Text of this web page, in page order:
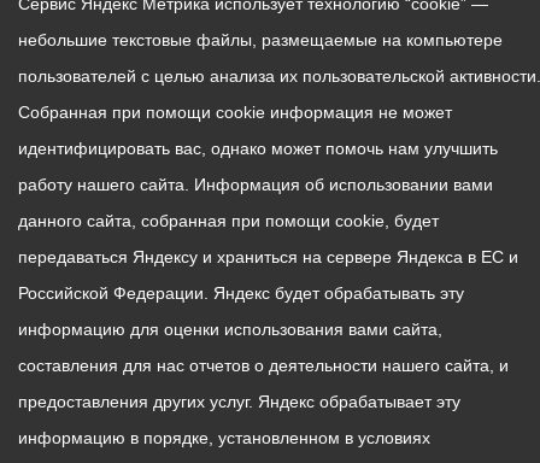
небольшие текстовые файлы, размещаемые на компьютере
пользователей с целью анализа их пользовательской активности.
Собранная при помощи cookie информация не может
идентифицировать вас, однако может помочь нам улучшить
работу нашего сайта. Информация об использовании вами
данного сайта, собранная при помощи cookie, будет
передаваться Яндексу и храниться на сервере Яндекса в ЕС и
Российской Федерации. Яндекс будет обрабатывать эту
информацию для оценки использования вами сайта,
составления для нас отчетов о деятельности нашего сайта, и
предоставления других услуг. Яндекс обрабатывает эту
информацию в порядке, установленном в условиях